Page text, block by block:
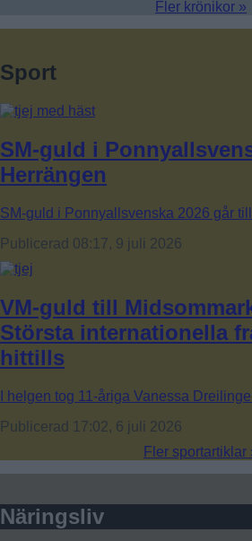
Fler krönikor »
Sport
SM-guld i
Herrängen
SM-guld i Ponnyallsvenska 2026 går
Publicerad 08:17, 9 juli 2026
VM-guld till
Största internationella
hittills
I helgen tog 11-åriga Vanessa
Publicerad 17:02, 6 juli 2026
Fler sportartiklar
Näringsliv